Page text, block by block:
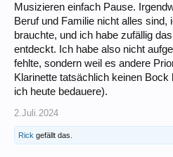
Musizieren einfach Pause.
Beruf und Familie nicht alles sind,
brauchte, und ich habe zufällig
entdeckt. Ich habe also nicht
fehlte, sondern weil es andere
Klarinette tatsächlich keinen
ich heute bedauere).
2.Juli.2024
Rick gefällt das.